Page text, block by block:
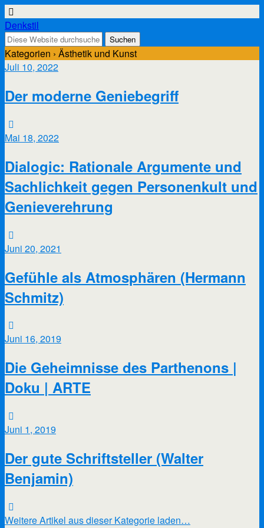
Denkstil
Kategorien › Ästhetik und Kunst
Juli 10, 2022
Der moderne Geniebegriff
Mai 18, 2022
Dialogic: Rationale Argumente und
Sachlichkeit gegen Personenkult und
Genieverehrung
Juni 20, 2021
Gefühle als Atmosphären (Hermann
Schmitz)
Juni 16, 2019
Die Geheimnisse des Parthenons |
Doku | ARTE
Juni 1, 2019
Der gute Schriftsteller (Walter
Benjamin)
Weitere Artikel aus dieser Kategorie laden…